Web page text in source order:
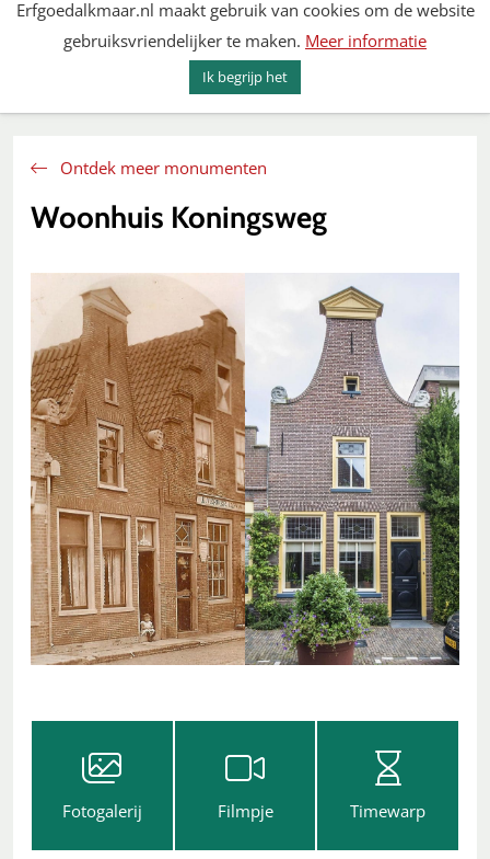
Spring
Erfgoedalkmaar.nl maakt gebruik van cookies om de website
gebruiksvriendelijker te maken. Meer informatie
Ik begrijp het
Ontdek meer monumenten
Woonhuis Koningsweg
Fotogalerij Filmpje Timewarp